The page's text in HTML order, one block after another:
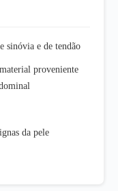
sinóvia e de tendão
proveniente
da pele